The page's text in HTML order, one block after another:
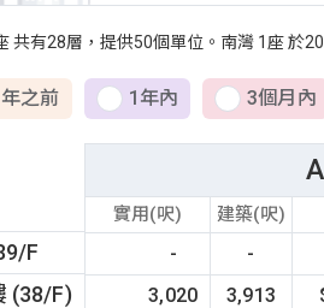
共有28層，提供50個單位。南灣 1座 於
之前 1年內 3個月內
F
(38/F)
實用(呎) 建築(呎)
- -
3,020
3,913